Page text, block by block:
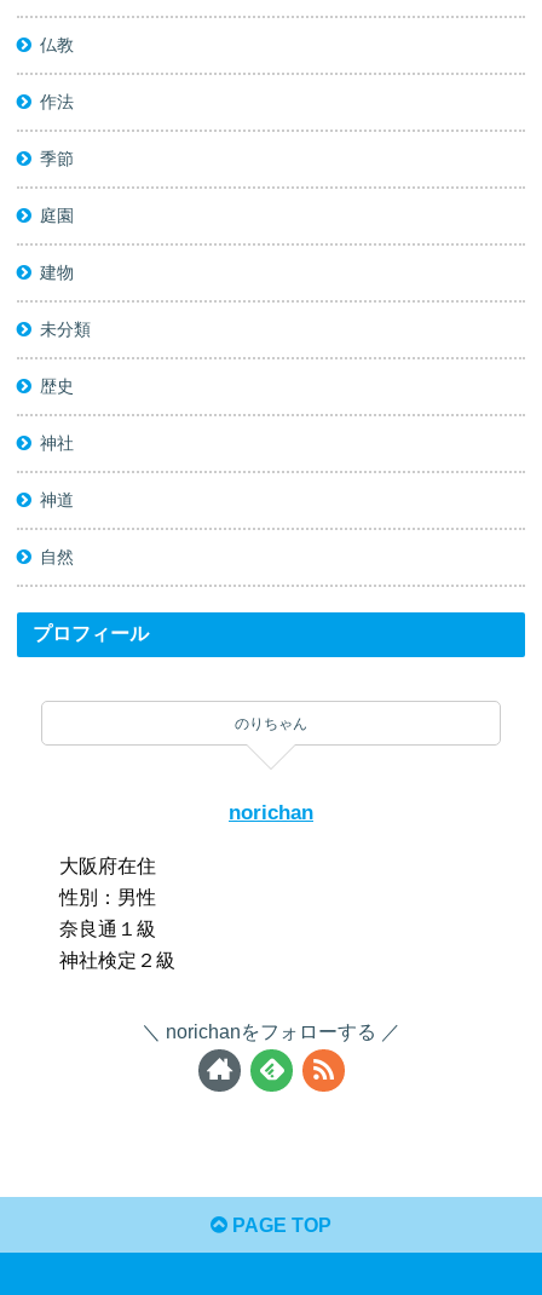
仏教
作法
季節
庭園
建物
未分類
歴史
神社
神道
自然
プロフィール
のりちゃん
norichan
大阪府在住
性別：男性
奈良通１級
神社検定２級
norichanをフォローする
PAGE TOP